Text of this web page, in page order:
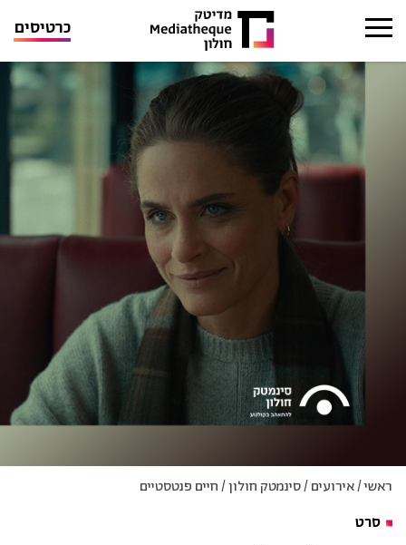
כרטיסים
ראשי/אירועים/סינמטק חולון/חיים פנטסטיים
סרט